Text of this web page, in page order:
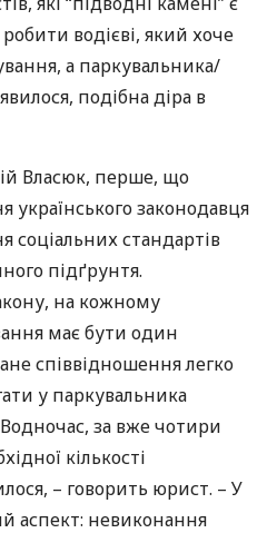
водієві, який хоче
а паркувальника/
подібна діра в
Власюк, перше, що
українського законодавця
соціальних стандартів
підґрунтя.
на кожному
має бути один
співвідношення легко
у паркувальника
за вже чотири
кількості
– говорить юрист. – У
аспект: невиконання